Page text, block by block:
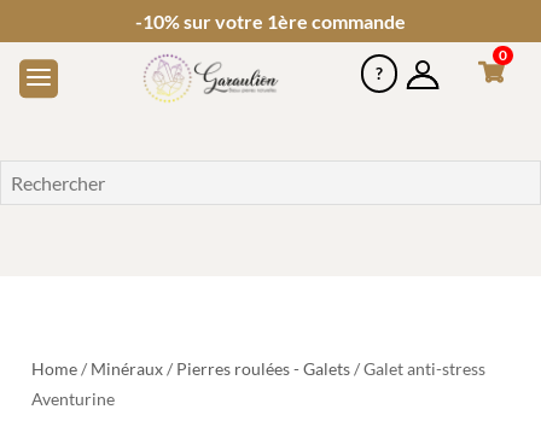
-10% sur votre 1ère commande
0
Home/ Minéraux/ Pierres roulées - Galets/ Galet anti-stress
Aventurine